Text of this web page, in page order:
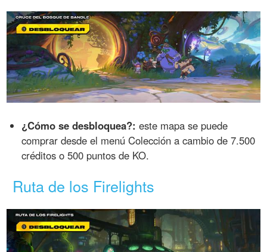
¿Cómo se desbloquea?: este mapa se puede
comprar desde el menú Colección a cambio de 7.500
créditos o 500 puntos de KO.
Ruta de los Firelights